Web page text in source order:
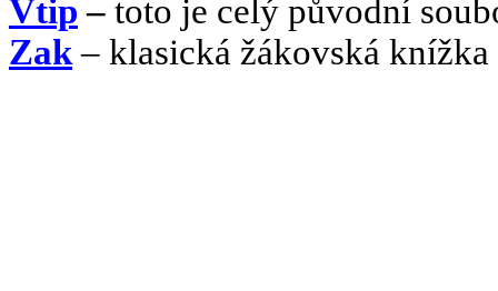
Vtip – toto je celý původní
Zak – klasická žákovská knížka